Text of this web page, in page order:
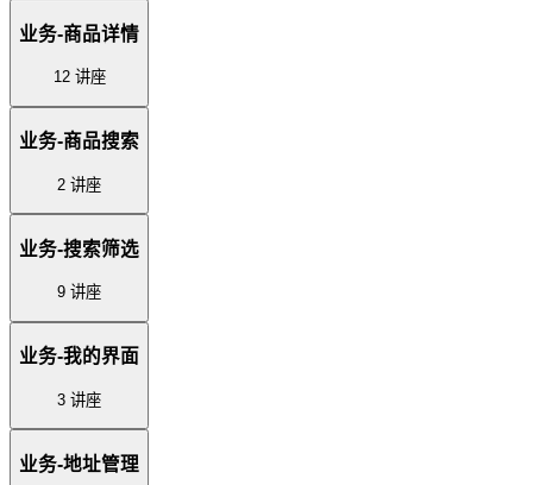
业务-商品详情
12 讲座
业务-商品搜索
2 讲座
业务-搜索筛选
9 讲座
业务-我的界面
3 讲座
业务-地址管理